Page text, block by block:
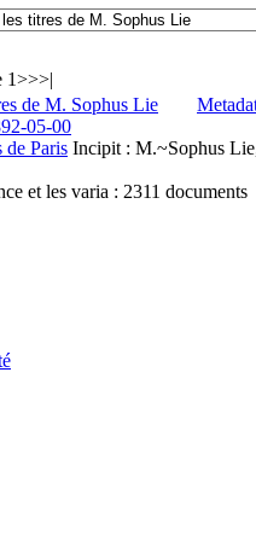
1>>>|
de M. Sophus Lie
05-00
de Paris Incipit : M.~Sophus
et les varia : 2311 documents